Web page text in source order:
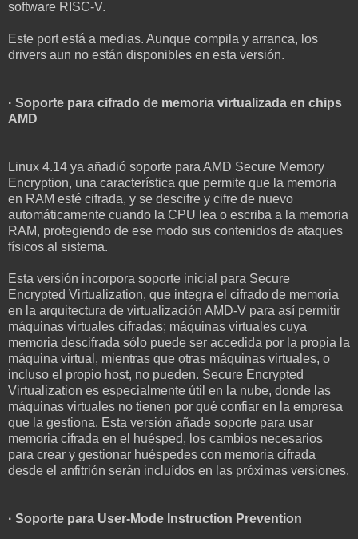
software RISC-V.
Este port está a medias. Aunque compila y arranca, los
drivers aun no están disponibles en esta versión.
· Soporte para cifrado de memoria virtualizada en chips
AMD
Linux 4.14 ya añadió soporte para AMD Secure Memory
Encryption, una característica que permite que la memoria
en RAM esté cifrada, y se descifre y cifre de nuevo
automáticamente cuando la CPU lea o escriba a la memoria
RAM, protegiendo de ese modo sus contenidos de ataques
físicos al sistema.
Esta versión incorpora soporte inicial para Secure
Encrypted Virtualization, que integra el cifrado de memoria
en la arquitectura de virtualización AMD-V para así permitir
máquinas virtuales cifradas; máquinas virtuales cuya
memoria descifrada sólo puede ser accedida por la propia la
máquina virtual, mientras que otras máquinas virtuales, o
incluso el propio host, no pueden. Secure Encrypted
Virtualization es especialmente útil en la nube, donde las
máquinas virtuales no tienen por qué confiar en la empresa
que la gestiona. Esta versión añade soporte para usar
memoria cifrada en el huésped, los cambios necesarios
para crear y gestionar huéspedes con memoria cifrada
desde el anfitrión serán incluídos en las próximas versiones.
· Soporte para User-Mode Instruction Prevention